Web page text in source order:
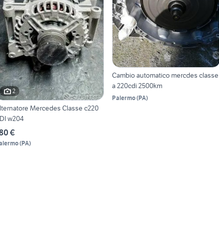
2
Mercedes Classe c220
w204
€
(PA)
Cambio automatico mercdes classe
a 220cdi 2500km
Palermo(PA)